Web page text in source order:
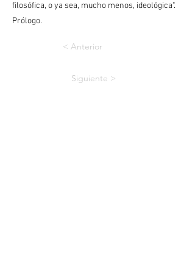
filosófica, o ya sea, mucho menos, ideológica".
Prólogo.
< Anterior
Siguiente >